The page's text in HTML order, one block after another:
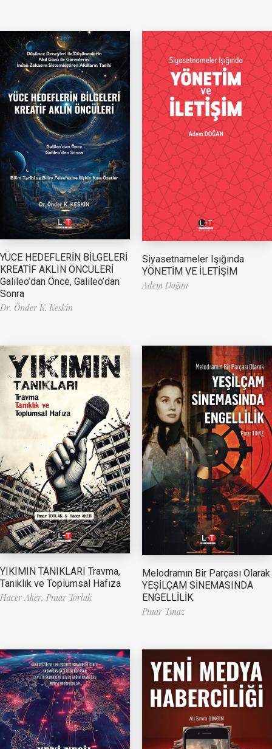
YÜCE HEDEFLERİN BİLGELERİ
KREATİF AKLIN ÖNCÜLERİ
Galileo’dan Önce, Galileo’dan
Sonra
Dr. Önder K. Keskin
Siyasetnameler Işığında
YÖNETİM VE İLETİŞİM
Adem Doğan
YIKIMIN TANIKLARI Travma,
Tanıklık ve Toplumsal Hafıza
Hacer Aker, Pınar Torlak
Melodramın Bir Parçası Olarak
YEŞİLÇAM SİNEMASINDA
ENGELLİLİK
Pınar Tınaz